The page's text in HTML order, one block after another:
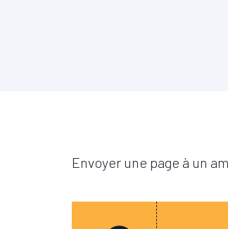
Envoyer une page à un